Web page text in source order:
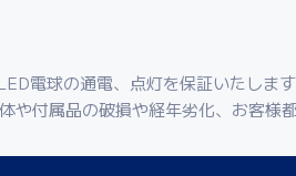
電球の通電、点灯を保証いたします
や付属品の破損や経年劣化、お客様